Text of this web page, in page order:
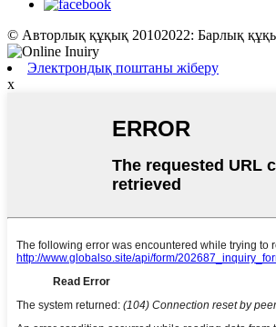
© Авторлық құқық 20102022: Барлық
Электрондық поштаны жіберу
x